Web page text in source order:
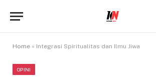
Home » Integrasi Spiritualitas dan Ilmu Jiwa
OPINI